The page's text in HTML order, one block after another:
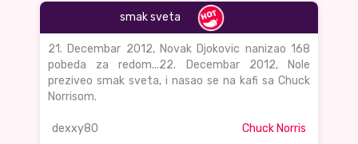
smak sveta
21. Decembar 2012, Novak Djokovic nanizao 168
pobeda za redom...22. Decembar 2012, Nole
preziveo smak sveta, i nasao se na kafi sa Chuck
Norrisom.
dexxy80 Chuck Norris